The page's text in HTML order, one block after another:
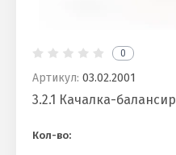
0
Артикул: 03.02.2001
3.2.1 Качалка-балансир
Кол-во: